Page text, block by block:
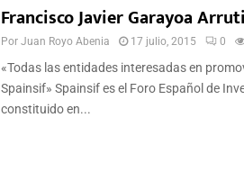
Francisco Javier Garayoa
Por Juan Royo Abenia 17 julio, 2015 0
«Todas las entidades interesadas en
Spainsif» Spainsif es el Foro Español de
constituido en...